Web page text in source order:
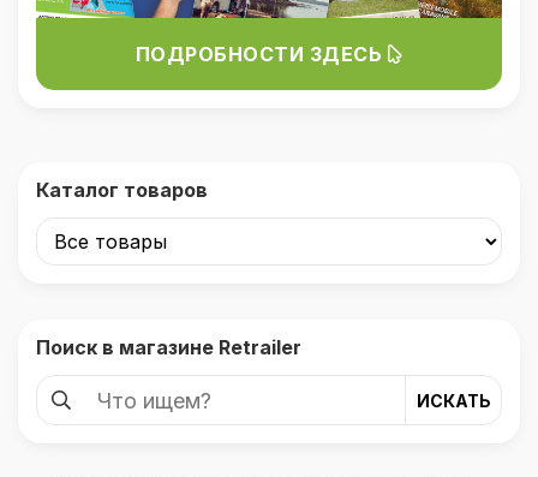
ПОДРОБНОСТИ ЗДЕСЬ
Каталог товаров
Поиск в магазине Retrailer